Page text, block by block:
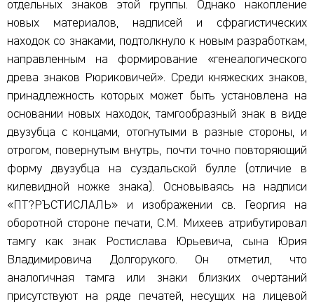
отдельных знаков этой группы. Однако накопление
новых материалов, надписей и сфрагистических
находок со знаками, подтолкнуло к новым разработкам,
направленным на формирование «генеалогического
древа знаков Рюриковичей». Среди княжеских знаков,
принадлежность которых может быть установлена на
основании новых находок, тамгообразный знак в виде
двузубца с концами, отогнутыми в разные стороны, и
отрогом, повернутым внутрь, почти точно повторяющий
форму двузубца на суздальской булле (отличие в
килевидной ножке знака). Основываясь на надписи
«ПТ?РЪСТИСЛАЛЬ» и изображении св. Георгия на
оборотной стороне печати, С.М. Михеев атрибутировал
тамгу как знак Ростислава Юрьевича, сына Юрия
Владимировича Долгорукого. Он отметил, что
аналогичная тамга или знаки близких очертаний
присутствуют на ряде печатей, несущих на лицевой